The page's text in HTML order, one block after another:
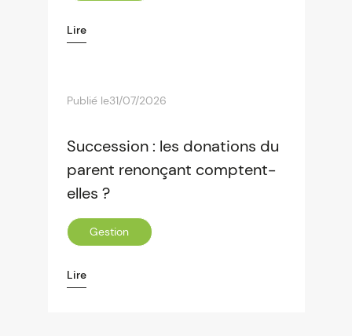
Lire
Publié le31/07/2026
Succession : les donations du
parent renonçant comptent-
elles ?
Gestion
Lire